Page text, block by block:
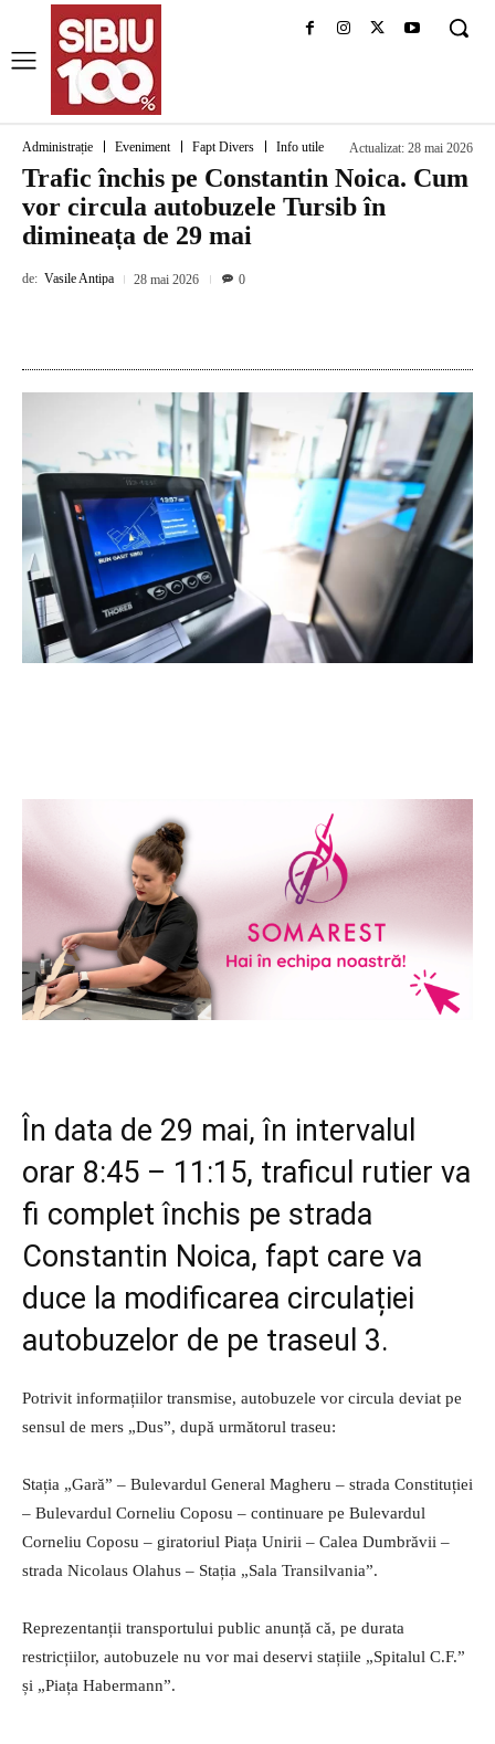
Administrație Eveniment Fapt Divers Info utile Actualizat: 28 mai 2026
Trafic închis pe Constantin Noica. Cum
vor circula autobuzele Tursib în
dimineața de 29 mai
de: Vasile Antipa 28 mai 2026 0
În data de 29 mai, în intervalul
orar 8:45 – 11:15, traficul rutier va
fi complet închis pe strada
Constantin Noica, fapt care va
duce la modificarea circulației
autobuzelor de pe traseul 3.
Potrivit informațiilor transmise, autobuzele vor circula deviat pe
sensul de mers „Dus”, după următorul traseu:
Stația „Gară” – Bulevardul General Magheru – strada Constituției
– Bulevardul Corneliu Coposu – continuare pe Bulevardul
Corneliu Coposu – giratoriul Piața Unirii – Calea Dumbrăvii –
strada Nicolaus Olahus – Stația „Sala Transilvania”.
Reprezentanții transportului public anunță că, pe durata
restricțiilor, autobuzele nu vor mai deservi stațiile „Spitalul C.F.”
și „Piața Habermann”.